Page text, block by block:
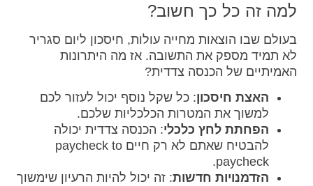
למה זה כל כך חשוב?
בעולם שבו הוצאות מחייה עולות, חיסכון ליום סגריר
לא תמיד מספק את התשובה. אז מה היתרונות
האמיתיים של הכנסה צדדית?
האצת חיסכון: כל שקל נוסף יכול לעזור לכם
למשוך את המטרות הכלכליות שלכם.
הפחתת לחץ כלכלי: הכנסה צדדית יכולה
להבטיח שאתם לא רק חיים paycheck to
paycheck.
הזדמנויות חדשות: זה יכול להיות הרעיון שימשוך